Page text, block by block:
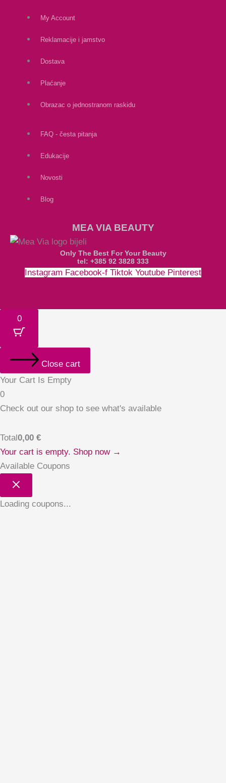
My Account
Reklamacije i jamstvo
Dostava
Plaćanje
Obrazac o jednostranom raskidu
FAQ - česta pitanja
Edukacije
Novosti
Blog
MEA VIA BEAUTY
Only The Best For Your Beauty
tel: +385 92 3828 333
Instagram Facebook-f Tiktok Youtube Pinterest
0
Close cart
Your Cart Is Empty
0
Check out our shop to see what's available
Total0,00 €
Your cart is empty. Shop now →
Available Coupons
Loading coupons...